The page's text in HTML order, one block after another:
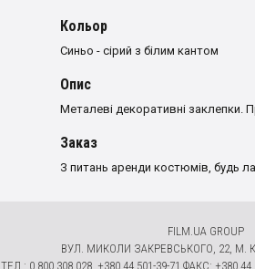
Кольор
Синьо - сірий з білим кантом
Опис
Металеві декоративні заклепки.
Заказ
З питань аренди костюмів, будь
FILM.UA GROUP
ВУЛ. МИКОЛИ ЗАКРЕВСЬКОГО, 22, М.
ТЕЛ.: 0 800 308 028, +380 44 501-39-71 ФАКС: +380 44